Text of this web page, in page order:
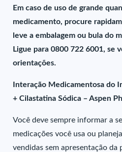
Em caso de uso de grande
medicamento, procure
leve a embalagem ou bula do
Ligue para 0800 722 6001, se
orientações.
Interação Medicamentosa do
+ Cilastatina Sódica – Aspen
Você deve sempre informar a
medicações você usa ou
vendidas sem apresentação da